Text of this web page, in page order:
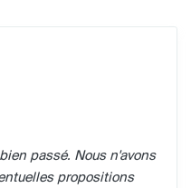
passé. Nous n'avons
propositions